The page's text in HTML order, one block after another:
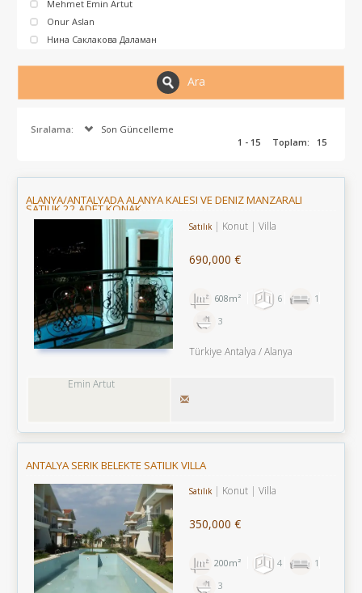
Mehmet Emin Artut
Onur Aslan
Нина Саклакова Даламан
Ara
Sıralama:
Son Güncelleme
1 - 15
Toplam: 15
ALANYA/ANTALYADA ALANYA KALESI VE DENIZ MANZARALI
SATILIK 22 ADET KONAK
Satılık Konut Villa
690,000 €
608m² 6
1
3
Türkiye Antalya / Alanya
Emin Artut
ANTALYA SERIK BELEKTE SATILIK VILLA
Satılık Konut Villa
350,000 €
200m² 4
1
3